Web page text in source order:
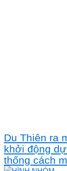
Du Thiên ra
khởi động
thống cách